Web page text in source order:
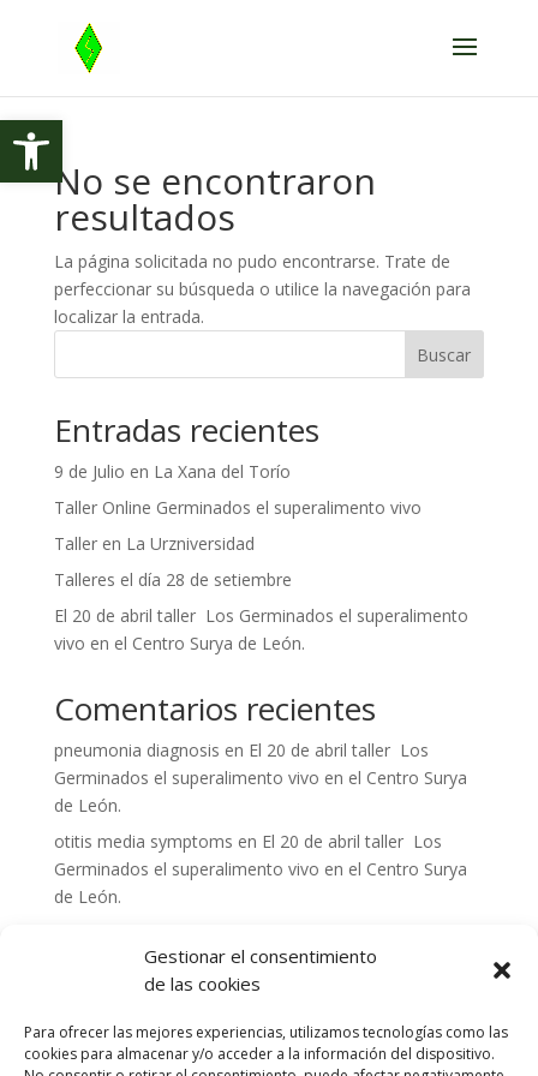
Abrir barra de herramientas
Gestionar el consentimiento
de las cookies
Para ofrecer las mejores experiencias, utilizamos tecnologías como las
cookies para almacenar y/o acceder a la información del dispositivo.
No se encontraron
resultados
La página solicitada no pudo encontrarse. Trate de
perfeccionar su búsqueda o utilice la navegación para
localizar la entrada.
Buscar
Entradas recientes
9 de Julio en La Xana del Torío
Taller Online Germinados el superalimento vivo
Taller en La Urzniversidad
Talleres el día 28 de setiembre
El 20 de abril taller Los Germinados el superalimento
vivo en el Centro Surya de León.
Comentarios recientes
pneumonia diagnosis en El 20 de abril taller Los
Germinados el superalimento vivo en el Centro Surya
de León.
otitis media symptoms en El 20 de abril taller Los
Germinados el superalimento vivo en el Centro Surya
de León.
El superalimento en El Colmado Santander 29 de
Septiembre y 3 de Octubre
bronchitis respiratory infection en9 de Julio en La Xana
del Torío